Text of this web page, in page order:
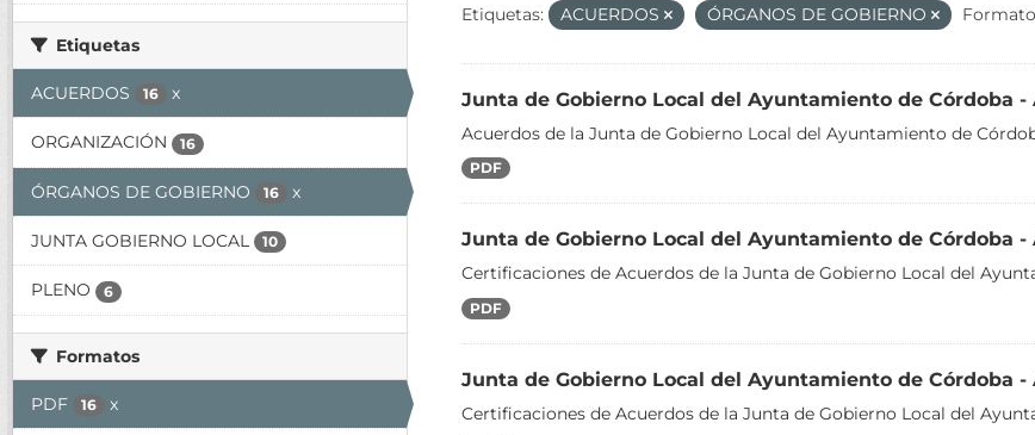
Etiquetas
ACUERDOS 16 x
ORGANIZACIÓN 16
ÓRGANOS DE GOBIERNO 16 x
JUNTA GOBIERNO LOCAL 10
PLENO 6
Formatos
PDF 16 x
Etiquetas: ACUERDOS ÓRGANOS DE GOBIERNO
Junta de Gobierno Local del Ayuntamiento de Córdoba -
Acuerdos de la Junta de Gobierno Local del Ayuntamiento de
PDF
Junta de Gobierno Local del Ayuntamiento de Córdoba -
Certificaciones de Acuerdos de la Junta de Gobierno Local del
PDF
Junta de Gobierno Local del Ayuntamiento de Córdoba -
Certificaciones de Acuerdos de la Junta de Gobierno Local del